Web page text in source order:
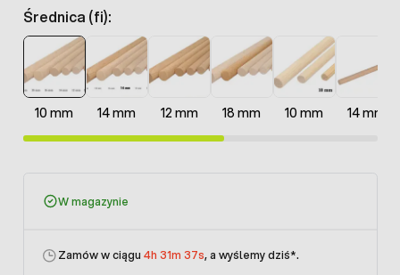
Średnica (fi):
10 mm 14 mm 12 mm 18 mm 10 mm 14 mm
W magazynie
Zamów w ciągu 4h 31m 37s, a wyślemy dziś*.